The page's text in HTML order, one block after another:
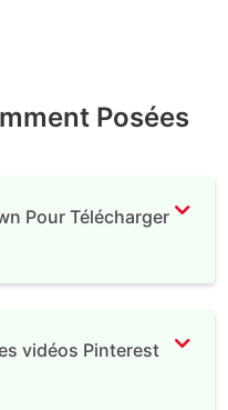
Posées
Pour Télécharger
vidéos Pinterest